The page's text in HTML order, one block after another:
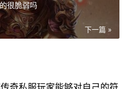
很脆弱吗
下一篇 »